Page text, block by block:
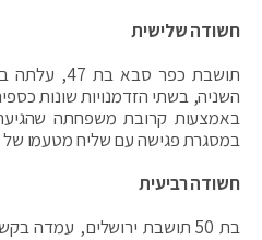
חשודה שלישית
תושבת כפר
השניה, בשתי הזדמנויות שונות
באמצעות קרובת משפחתה
במסגרת פגישה עם שליח מטעמו של
חשודה רביעית
בת 50 תושבת ירושלים,